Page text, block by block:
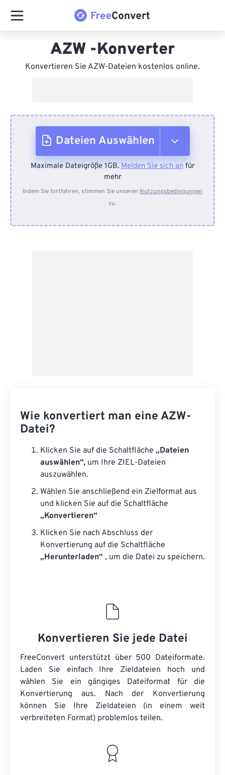
AZW -Konverter
Konvertieren Sie AZW-Dateien kostenlos online.
Dateien Auswählen
Vom Gerät
Von Dropbox
Maximale Dateigröße 1GB.Melden Sie sich anfür
mehr
Indem Sie fortfahren, stimmen Sie unseren Nutzungsbedingungen
zu.
Wie konvertiert man eine AZW-
Datei?
Klicken Sie auf die Schaltfläche „Dateien
auswählen“, um Ihre ZIEL-Dateien
auszuwählen.
Wählen Sie anschließend ein Zielformat aus
und klicken Sie auf die Schaltfläche
„Konvertieren“
Klicken Sie nach Abschluss der
Konvertierung auf die Schaltfläche
„Herunterladen“ , um die Datei zu speichern.
Konvertieren Sie jede Datei
FreeConvert unterstützt über 500 Dateiformate.
Laden Sie einfach Ihre Zieldateien hoch und
wählen Sie ein gängiges Dateiformat für die
Konvertierung aus. Nach der Konvertierung
können Sie Ihre Zieldateien (in einem weit
verbreiteten Format) problemlos teilen.